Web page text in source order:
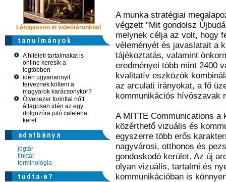
Látogasson el videótárunkba! Látogasson el videótárunkba!Látogasson
A hitéleti tartalmakat is
online keresik a
legtöbben
idén ugyanannyit
terveznek költeni a
magyarok karácsonykor?
Ötvenezer forinttal nőtt
átlagosan idén az egy
dolgozóra jutó cafeteria
keret
jogtár
linktár
terminológia
A munka stratégiai
végzett "Mit gondolsz
melynek célja az volt, hogy
véleményét és javaslatait a
tájékoztatás, valamint
eredményei több mint 2400
kvalitatív eszközök
az arculati irányokat, a fő
kommunikációs hívószavak
A MITTE Communications a
közérthető vizuális és
egyszerre több erős
nagyvárosi, otthonos és
gondoskodó kerület. Az új
olyan vizuális, tartalmi és
kommunikációban is